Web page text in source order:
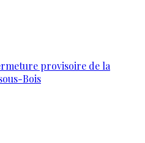
provisoire de la
Bois